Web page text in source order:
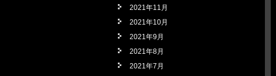
2021年11月
2021年10月
2021年9月
2021年8月
2021年7月